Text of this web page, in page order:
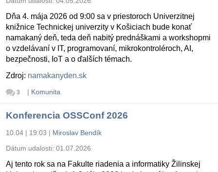
Dňa 4. mája 2026 od 9:00 sa v priestoroch Univerzitnej
knižnice Technickej univerzity v Košiciach bude konať
namakaný deň, teda deň nabitý prednáškami a workshopmi
o vzdelávaní v IT, programovaní, mikrokontroléroch, AI,
bezpečnosti, IoT a o ďalších témach.
Zdroj: namakanyden.sk
3 | Komunita
Konferencia OSSConf 2026
10.04 | 19:03 | Miroslav Bendík
Dátum udalosti: 01.07.2026
Aj tento rok sa na Fakulte riadenia a informatiky Žilinskej